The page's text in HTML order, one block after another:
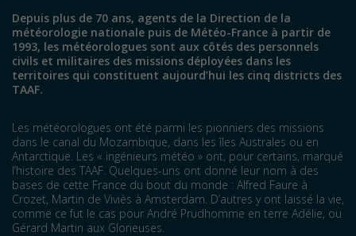
Depuis plus de 70 ans, agents de la Direction de la
météorologie nationale puis de Météo-France à partir de
1993, les météorologues sont aux côtés des personnels
civils et militaires des missions déployées dans les
territoires qui constituent aujourd’hui les cinq districts des
TAAF.
Les météorologues ont été parmi les pionniers des missions
dans le canal du Mozambique, dans les îles Australes ou en
Antarctique. Les « ingénieurs météo » ont, pour certains, marqué
l’histoire des TAAF. Quelques-uns ont donné leur nom à des
bases de cette France du bout du monde : Alfred Faure à
Crozet, Martin de Viviès à Amsterdam. D’autres y ont laissé la vie,
comme ce fut le cas pour André Prudhomme en terre Adélie, ou
Gérard Martin aux Glorieuses.